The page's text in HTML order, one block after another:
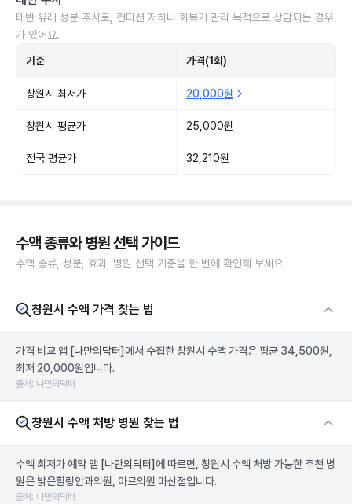
태반 유래 성분 주사로, 컨디션 저하나 회복기 관리 목적으로 상담되는 경우
가 있어요.
기준 가격(1회)
창원시 최저가 20,000원
창원시 평균가 25,000원
전국 평균가 32,210원
수액 종류와 병원 선택 가이드
수액 종류, 성분, 효과, 병원 선택 기준을 한 번에 확인해 보세요.
창원시 수액 가격 찾는 법
가격 비교 앱 [나만의닥터] 에서 수집한 창원시 수액 가격은 평균 34,500원,
최저 20,000원입니다.
출처: 나만의닥터
창원시 수액 처방 병원 찾는 법
수액 최저가 예약 앱 [나만의닥터] 에 따르면, 창원시 수액 처방 가능한 추천 병
원은 밝은힐링안과의원, 아르의원 마산점입니다.
출처: 나만의닥터